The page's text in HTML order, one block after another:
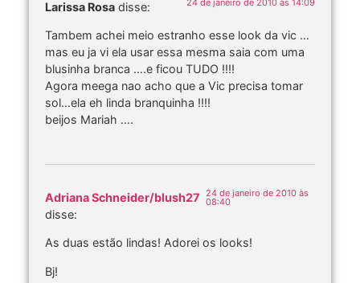
Larissa Rosa disse: 24 de janeiro de 2010 às 14:09
Tambem achei meio estranho esse look da vic …
mas eu ja vi ela usar essa mesma saia com uma
blusinha branca ….e ficou TUDO !!!!
Agora meega nao acho que a Vic precisa tomar
sol…ela eh linda branquinha !!!!
beijos Mariah ….
Adriana Schneider/blush27
disse:
24 de janeiro de 2010 às
08:40
As duas estão lindas! Adorei os looks!
Bj!